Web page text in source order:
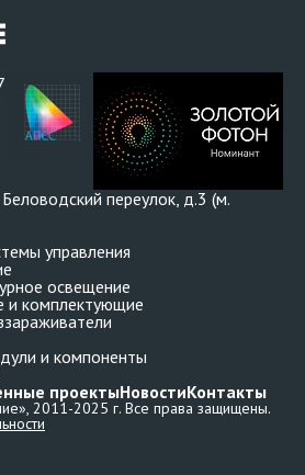
переулок, д.3 (м.
проектыНовостиКонтакты
управления
освещение
и комплектующие
и компоненты
2011-2025 г. Все права защищены.